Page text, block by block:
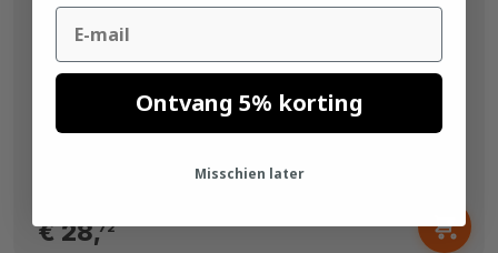
€ 28,72
Email
Ontvang 5% korting
Misschien later